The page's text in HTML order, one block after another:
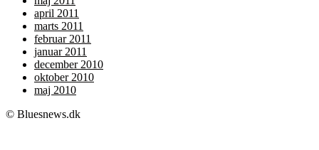
april 2011
marts 2011
februar 2011
januar 2011
december 2010
oktober 2010
maj 2010
© Bluesnews.dk